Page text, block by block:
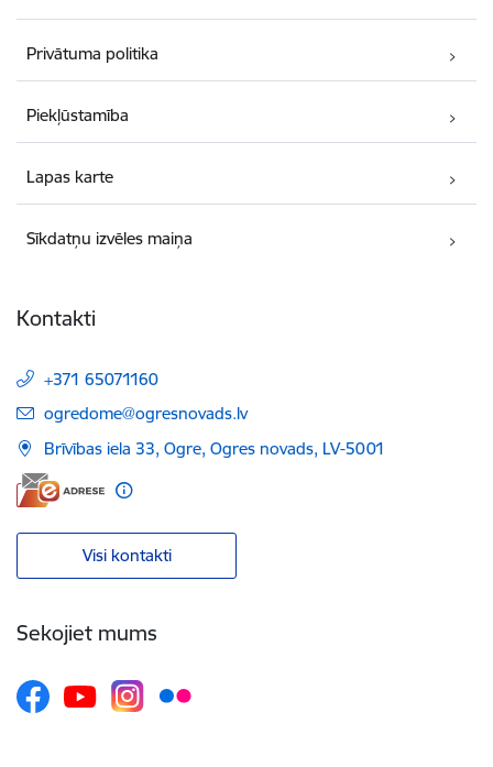
Privātuma politika
Piekļūstamība
Lapas karte
Sīkdatņu izvēles maiņa
Kontakti
+371 65071160
E-pasts:
ogredome@ogresnovads.lv
Brīvības iela 33, Ogre, Ogres novads, LV-5001
Visi kontakti
Sekojiet mums